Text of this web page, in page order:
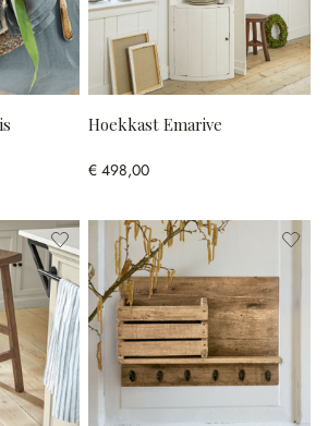
Hoekkast Emarive
€ 498,00